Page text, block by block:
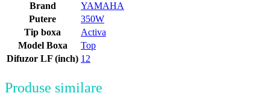
Brand
YAMAHA
Putere
350W
Tip boxa
Activa
Model Boxa
Top
Difuzor LF (inch) 12
Produse similare